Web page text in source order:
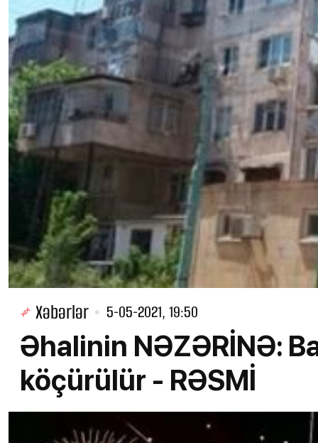
Xəbərlər 5-05-2021, 19:50
Əhalinin NƏZƏRİNƏ:
köçürülür - RƏSMİ